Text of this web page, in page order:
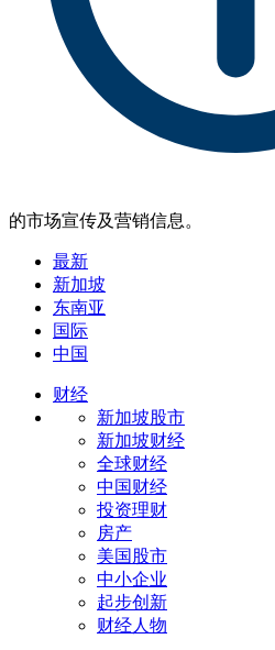
的市场宣传及营销信息。
最新
新加坡
东南亚
国际
中国
财经
新加坡股市
新加坡财经
全球财经
中国财经
投资理财
房产
美国股市
中小企业
起步创新
财经人物